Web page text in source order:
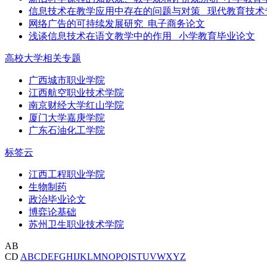
信息技术在教学应用中存在的问题与对策 _现代教育技
网络广告的可持续发展研究_电子商务论文
浅谈信息技术在语文教学中的作用 _小学教育毕业论文
高校大学相关专题
广西城市职业学院
江西航空职业技术学院
南京财经大学红山学院
厦门大学嘉庚学院
广东石油化工学院
标签云
江西工程职业学院
生物制药
政治毕业论文
博弈论基础
苏州卫生职业技术学院
AB
CD ABCDEFGHIJKLMNOPQISTUVWXYZ